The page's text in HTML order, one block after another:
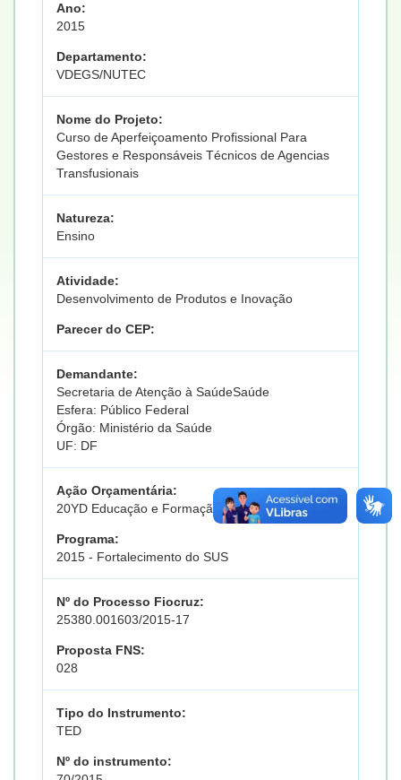
Ano:
2015
Departamento:
VDEGS/NUTEC
Nome do Projeto:
Curso de Aperfeiçoamento Profissional Para
Gestores e Responsáveis Técnicos de Agencias
Transfusionais
Natureza:
Ensino
Atividade:
Desenvolvimento de Produtos e Inovação
Parecer do CEP:
Demandante:
Secretaria de Atenção à SaúdeSaúde
Esfera: Público Federal
Órgão: Ministério da Saúde
UF: DF
Ação Orçamentária:
20YD Educação e Formação em Saúde
Programa:
2015 - Fortalecimento do SUS
Nº do Processo Fiocruz:
25380.001603/2015-17
Proposta FNS:
028
Tipo do Instrumento:
TED
Nº do instrumento: